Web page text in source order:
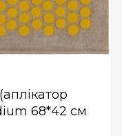
68*42 см